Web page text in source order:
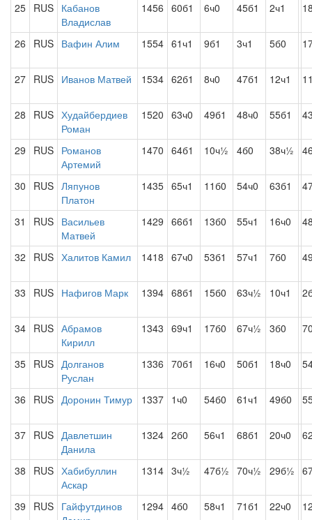
25 RUS Кабанов
Владислав
1456 60б1 6ч0 45б1 2ч1
26 RUS Вафин Алим 1554 61ч1 9б1 3ч1 5б0
27 RUS Иванов Матвей 1534 62б1 8ч0 47б1 12ч1
28 RUS Худайбердиев
Роман
1520 63ч0 49б1 48ч0 55б1
29 RUS Романов
Артемий
1470 64б1 10ч½ 4б0 38ч½
30 RUS Ляпунов
Платон
1435 65ч1 11б0 54ч0 63б1
31 RUS Васильев
Матвей
1429 66б1 13б0 55ч1 16ч0
32 RUS Халитов Камил 1418 67ч0 53б1 57ч1 7б0
33 RUS Нафигов Марк 1394 68б1 15б0 63ч½ 10ч1
34 RUS Абрамов
Кирилл
1343 69ч1 17б0 67ч½ 3б0
35 RUS Долганов
Руслан
1336 70б1 16ч0 50б1 18ч0
36 RUS Доронин Тимур 1337 1ч0 54б0 61ч1 49б0
37 RUS Давлетшин
Данила
1324 2б0 56ч1 68б1 20ч0
38 RUS Хабибуллин
Аскар
1314 3ч½ 47б½ 70ч½ 29б½
39 RUS Гайфутдинов
1294 4б0 58ч1 71б1 22ч0